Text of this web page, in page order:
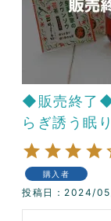
◆販売終了
らぎ誘う眠
購入者
投稿日 2024/